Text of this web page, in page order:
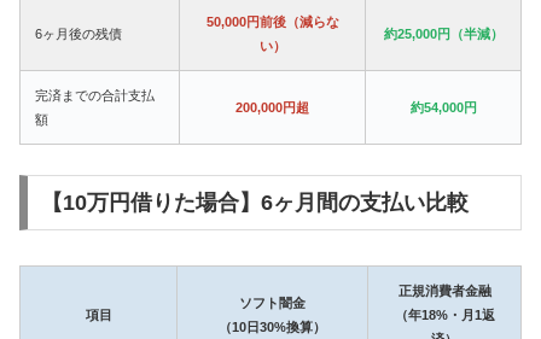
6ヶ月後の残債
50,000円前後（減らな
い）
約25,000円（半減）
完済までの合計支払
額
200,000円超 約54,000円
【10万円借りた場合】6ヶ月間の支払い比較
項目
ソフト闇金
（10日30%換算）
正規消費者金融
（年18%・月1返